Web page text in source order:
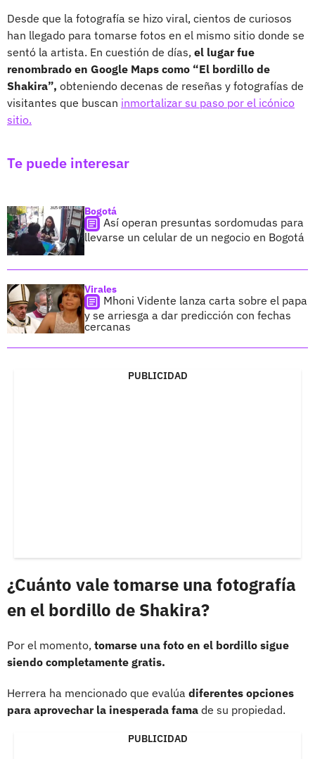
Desde que la fotografía se hizo viral, cientos de curiosos
han llegado para tomarse fotos en el mismo sitio donde se
sentó la artista. En cuestión de días, el lugar fue
renombrado en Google Maps como “El bordillo de
Shakira”, obteniendo decenas de reseñas y fotografías de
visitantes que buscan inmortalizar su paso por el icónico
sitio.
Te puede interesar
Bogotá
Así operan presuntas sordomudas para
llevarse un celular de un negocio en Bogotá
Virales
Mhoni Vidente lanza carta sobre el papa
y se arriesga a dar predicción con fechas
cercanas
PUBLICIDAD
¿Cuánto vale tomarse una fotografía
en el bordillo de Shakira?
Por el momento, tomarse una foto en el bordillo sigue
siendo completamente gratis.
Herrera ha mencionado que evalúa diferentes opciones
para aprovechar la inesperada fama de su propiedad.
PUBLICIDAD